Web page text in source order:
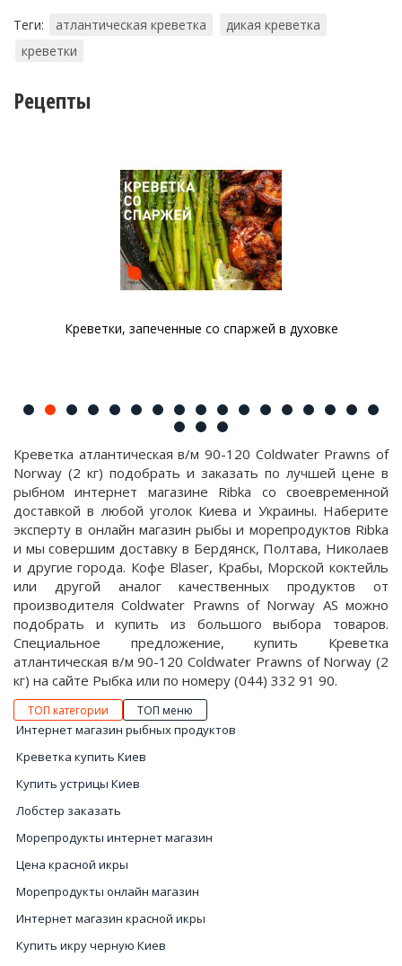
Теги: атлантическая креветка
дикая креветка
креветки
Рецепты
Креветки, запеченные со спаржей в духовке
Креветка атлантическая в/м 90-120 Coldwater Prawns of
Norway (2 кг) подобрать и заказать по лучшей цене в
рыбном интернет магазине Ribka со своевременной
доставкой в любой уголок Киева и Украины. Наберите
эксперту в онлайн магазин рыбы и морепродуктов Ribka
и мы совершим доставку в Бердянск, Полтава, Николаев
и другие города. Кофе Blaser, Крабы, Морской коктейль
или другой аналог качественных продуктов от
производителя Coldwater Prawns of Norway AS можно
подобрать и купить из большого выбора товаров.
Специальное предложение, купить Креветка
атлантическая в/м 90-120 Coldwater Prawns of Norway (2
кг) на сайте Рыбка или по номеру (044) 332 91 90.
ТОП категории ТОП меню
Интернет магазин рыбных продуктов
Креветка купить Киев
Купить устрицы Киев
Лобстер заказать
Морепродукты интернет магазин
Цена красной икры
Морепродукты онлайн магазин
Интернет магазин красной икры
Купить икру черную Киев